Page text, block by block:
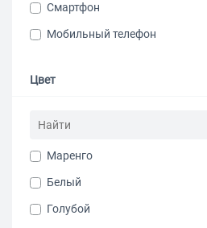
NOKIA
Philips
Realme
Rikor
Samsung
Смартфон
Мобильный телефон
Цвет
Маренго
Белый
Голубой